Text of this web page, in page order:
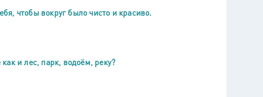
чтобы вокруг было чисто и красиво.
и лес, парк, водоём, реку?